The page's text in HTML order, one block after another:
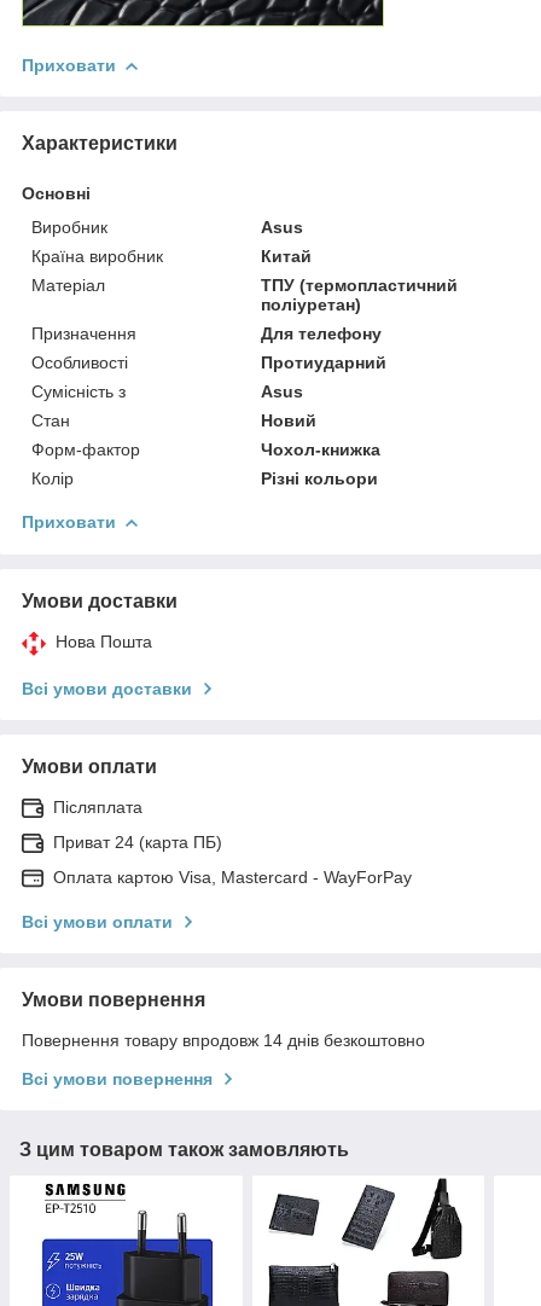
Приховати
Характеристики
Основні
Виробник
Asus
Країна виробник
Китай
Матеріал
ТПУ (термопластичний
поліуретан)
Призначення
Для телефону
Особливості
Протиударний
Сумісність з
Asus
Стан
Новий
Форм-фактор
Чохол-книжка
Колір
Різні кольори
Приховати
Умови доставки
Нова Пошта
Всі умови доставки
Умови оплати
Післяплата
Приват 24 (карта ПБ)
Оплата картою Visa, Mastercard - WayForPay
Всі умови оплати
Умови повернення
Повернення товару впродовж 14 днів безкоштовно
Всі умови повернення
З цим товаром також замовляють